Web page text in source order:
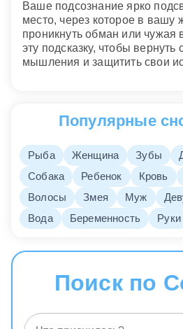
Ваше подсознание ярко
место, через которое в вашу
проникнуть обман или чужая
эту подсказку, чтобы вернуть
мышления и защитить свои
Популярные
Рыба Женщина Зубы
Собака
Ребенок Кровь
Волосы
Змея Муж
Вода
Беременность Руки
Поиск по